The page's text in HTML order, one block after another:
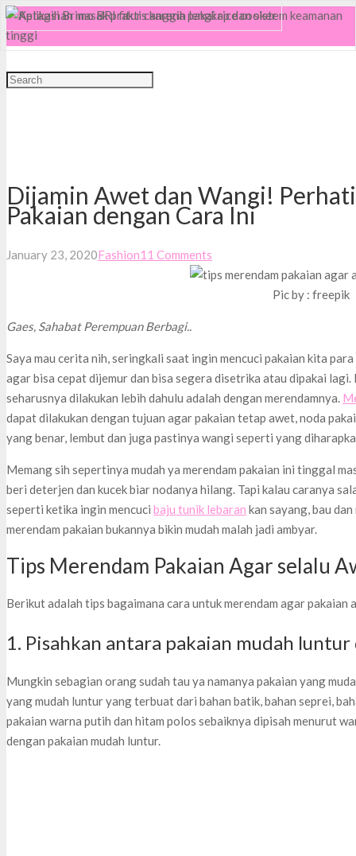
MENU
Dijamin Awet dan Wangi!
Pakaian dengan Cara Ini
January 23, 2020Fashion11 Comments
Pic by : freepik
Gaes, Sahabat Perempuan Berbagi..
Saya mau cerita nih, seringkali saat ingin mencuci pakaian kita
agar bisa cepat dijemur dan bisa segera disetrika atau dipakai lagi.
seharusnya dilakukan lebih dahulu adalah dengan merendamnya.
dapat dilakukan dengan tujuan agar pakaian tetap awet, noda
yang benar, lembut dan juga pastinya wangi seperti yang
Memang sih sepertinya mudah ya merendam pakaian ini tinggal
beri deterjen dan kucek biar nodanya hilang. Tapi kalau caranya
seperti ketika ingin mencuci baju tunik lebaran kan sayang, bau
merendam pakaian bukannya bikin mudah malah jadi ambyar.
Tips Merendam Pakaian Agar selalu
Berikut adalah tips bagaimana cara untuk merendam agar pakaian
1. Pisahkan antara pakaian mudah
Mungkin sebagian orang sudah tau ya namanya pakaian yang
yang mudah luntur yang terbuat dari bahan batik, bahan seprei,
pakaian warna putih dan hitam polos sebaiknya dipisah menurut
dengan pakaian mudah luntur.